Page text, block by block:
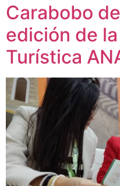
Carabobo
edición de
Turística